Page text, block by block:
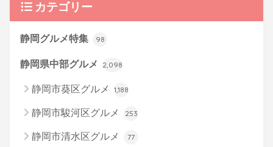
カテゴリー
静岡グルメ特集 98
静岡県中部グルメ 2,098
静岡市葵区グルメ 1,188
静岡市駿河区グルメ 253
静岡市清水区グルメ 77